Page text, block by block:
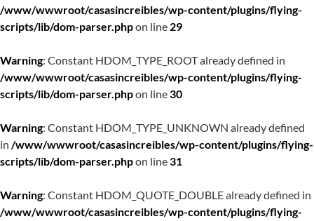
/www/wwwroot/casasincreibles/wp-content/plugins/flying-
scripts/lib/dom-parser.phpon line 29
Warning: Constant HDOM_TYPE_ROOT already defined in
/www/wwwroot/casasincreibles/wp-content/plugins/flying-
scripts/lib/dom-parser.phpon line30
Warning: Constant HDOM_TYPE_UNKNOWN already defined
in /www/wwwroot/casasincreibles/wp-content/plugins/flying-
scripts/lib/dom-parser.phpon line31
Warning: Constant HDOM_QUOTE_DOUBLE already defined in
/www/wwwroot/casasincreibles/wp-content/plugins/flying-